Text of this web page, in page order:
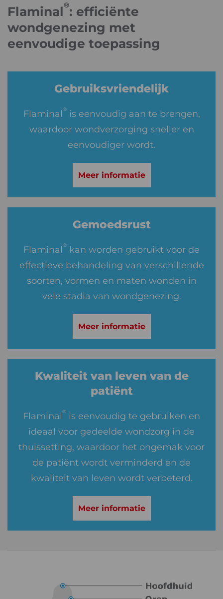
Flaminal®: efficiënte
wondgenezing met
eenvoudige toepassing
Gebruiksvriendelijk
Flaminal®is eenvoudig aan te brengen,
waardoor wondverzorging sneller en
eenvoudiger wordt.
Meer informatie
Gemoedsrust
Flaminal® kan worden gebruikt voor de
effectieve behandeling van verschillende
soorten, vormen en maten wonden in
vele stadia van wondgenezing.
Meer informatie
Kwaliteit van leven van de
patiënt
Flaminal® is eenvoudig te gebruiken en
ideaal voor gedeelde wondzorg in de
thuissetting, waardoor het ongemak voor
de patiënt wordt verminderd en de
kwaliteit van leven wordt verbeterd.
Meer informatie